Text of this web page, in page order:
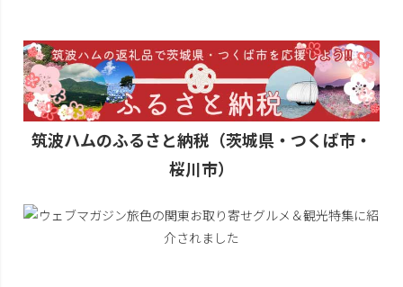
筑波ハムのふるさと納税（茨城県・つくば市・
桜川市）